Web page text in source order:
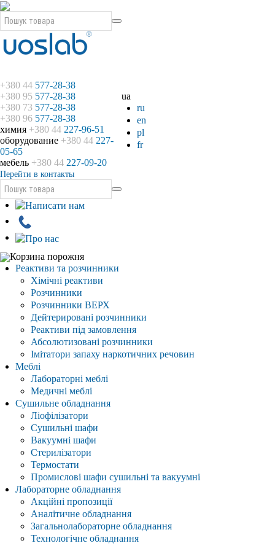
ua
ru
en
pl
fr
+380 44 577-28-38
+380 95 577-28-38
+380 73 577-28-38
+380 96 577-28-38
химия +380 44 227-96-51
оборудование +380 44 227-
05-65
мебель +380 44 227-09-20
Перейти в контакты
Корзина порожня
Реактиви та розчинники
Хімічні реактиви
Розчинники
Розчинники ВЕРХ
Дейтерировані розчинники
Реактиви під замовлення
Абсолютизовані розчинники
Імітатори запаху наркотичних речовин
Меблі
Лабораторні меблі
Медичні меблі
Сушильне обладнання
Ліофілізатори
Сушильні шафи
Вакуумні шафи
Стерилізатори
Термостати
Промислові шафи сушильні та вакуумні
Лабораторне обладнання
Акційні пропозиції
Аналітичне обладнання
Загальнолабораторне обладнання
Технологічне обладнання